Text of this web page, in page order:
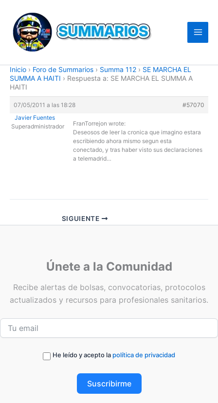
contenido
Inicio › Foro de Summarios › Summa 112 › SE MARCHA EL
SUMMA A HAITI › Respuesta a: SE MARCHA EL SUMMA A
HAITI
07/05/2011 a las 18:28
#57070
Javier Fuentes
Superadministrador
FranTorrejon wrote:
Deseosos de leer la cronica que imagino estara
escribiendo ahora mismo segun esta
conectado, y tras haber visto sus declaraciones
a telemadrid…
SIGUIENTE
Únete a la Comunidad
Recibe alertas de bolsas, convocatorias, protocolos
actualizados y recursos para profesionales sanitarios.
He leído y acepto la política de privacidad
Suscribirme